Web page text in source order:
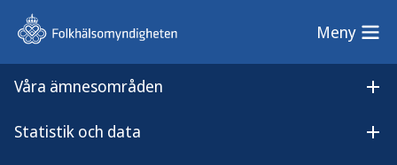
Meny
Våra ämnesområden
Statistik och data
Meny
Sök på webbplatsen